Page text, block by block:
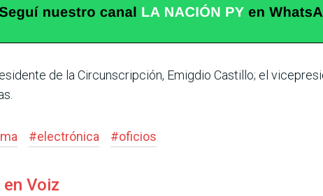
de la Cir­cunscripción, Emigdio Casti­llo; el
#electrónica #oficios
Voiz